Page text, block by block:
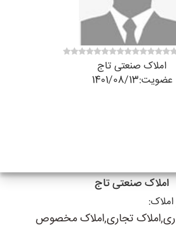
املاک صنعتی تاج
عضویت:1401/08/13
املاک صنعتی تاج
تجاری,املاک مخصوص